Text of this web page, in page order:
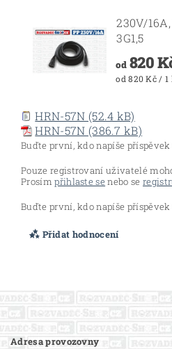
230V/
3G1,5
od820
od 820 Kč / 1
HRN-57N (52.4 kB)
HRN-57N (386.7 kB)
Buďte první, kdo napíše
Pouze registrovaní uživatelé
Prosímpřihlaste se nebo se
Buďte první, kdo napíše
Přidat hodnocení
Adresa provozovny